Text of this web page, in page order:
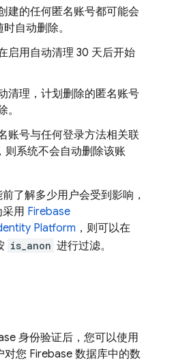
建的任何匿名账号都可能会
自动删除。
启用自动清理 30 天后开始
清理，计划删除的匿名账号
账号与任何登录方法相关联
则系统不会自动删除该账
了解多少用户会受到影响，
用 Firebase
Platform ，则可以在
is_anon 进行过滤。
身份验证后，您可以使用
对您 Firebase 数据库中的数